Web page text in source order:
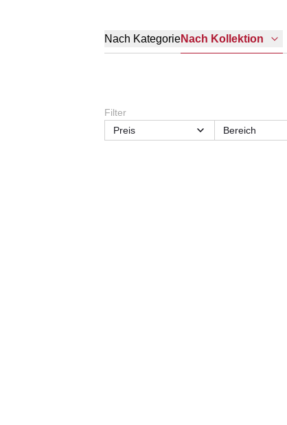
Nach KategorieNach Kollektion
Filter
Preis
Bereich